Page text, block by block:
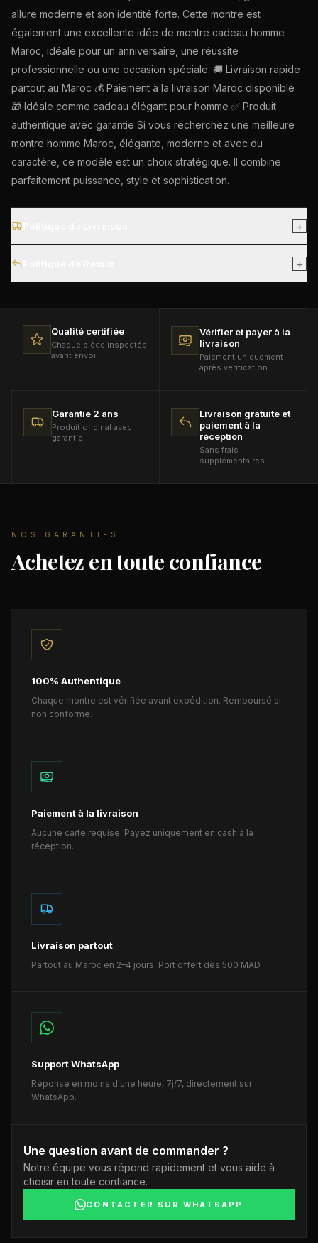
allure moderne et son identité forte. Cette montre est
également une excellente idée de montre cadeau homme
Maroc, idéale pour un anniversaire, une réussite
professionnelle ou une occasion spéciale. 🚚 Livraison rapide
partout au Maroc 💰 Paiement à la livraison Maroc disponible
🎁 Idéale comme cadeau élégant pour homme ✅ Produit
authentique avec garantie Si vous recherchez une meilleure
montre homme Maroc, élégante, moderne et avec du
caractère, ce modèle est un choix stratégique. Il combine
parfaitement puissance, style et sophistication.
+
généralement livrées sous 2 à 4 jours ouvrables après
confirmation.
+
Qualité certifiée
Chaque pièce inspectée
avant envoi
Vérifier et payer à la
livraison
Paiement uniquement
après vérification
Garantie 2 ans
Produit original avec
garantie
Livraison gratuite et
paiement à la
réception
Sans frais
supplémentaires
NOS GARANTIES
Achetez en toute confiance
100% Authentique
Chaque montre est vérifiée avant expédition. Remboursé si
non conforme.
Paiement à la livraison
Aucune carte requise. Payez uniquement en cash à la
réception.
Livraison partout
Partout au Maroc en 2–4 jours. Port offert dès 500 MAD.
Support WhatsApp
Réponse en moins d'une heure, 7j/7, directement sur
WhatsApp.
Une question avant de commander ?
Notre équipe vous répond rapidement et vous aide à
choisir en toute confiance.
CONTACTER SUR WHATSAPP